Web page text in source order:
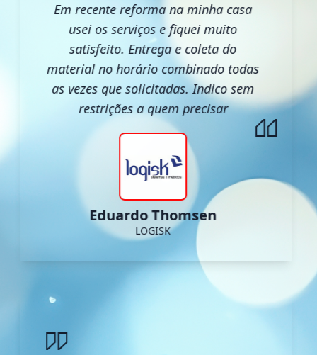
Em recente reforma na minha casa
usei os serviços e fiquei muito
satisfeito. Entrega e coleta do
material no horário combinado todas
as vezes que solicitadas. Indico sem
restrições a quem precisar
Eduardo Thomsen
LOGISK